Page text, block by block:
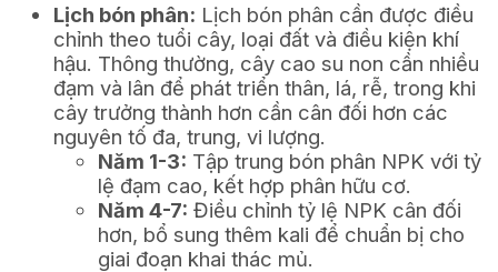
Lịch bón phân: Lịch bón phân cần được điều
chỉnh theo tuổi cây, loại đất và điều kiện khí
hậu. Thông thường, cây cao su non cần nhiều
đạm và lân để phát triển thân, lá, rễ, trong khi
cây trưởng thành hơn cần cân đối hơn các
nguyên tố đa, trung, vi lượng.
Năm 1-3: Tập trung bón phân NPK với tỷ
lệ đạm cao, kết hợp phân hữu cơ.
Năm 4-7: Điều chỉnh tỷ lệ NPK cân đối
hơn, bổ sung thêm kali để chuẩn bị cho
giai đoạn khai thác mủ.